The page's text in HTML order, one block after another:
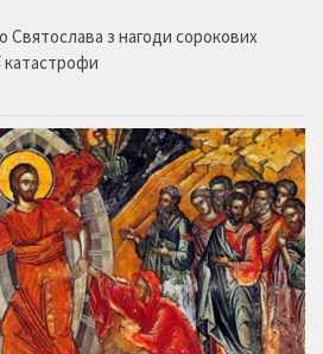
Святослава з нагоди сорокових
катастрофи